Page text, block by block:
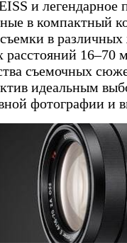
и легендарное
в компактный
в
расстояний 16–70
съемочных
идеальным
фотографии и